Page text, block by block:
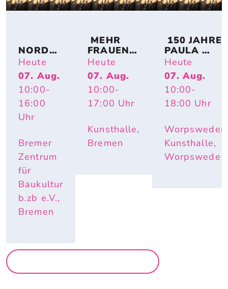
NORDSE
E IM
UMBAU
– A
TOPOGR
APHY
OF
CHANGE
Heute
07. Aug.
10:00-
16:00
Uhr
Bremer
Zentrum
für
Baukultur
b.zb e.V.,
Bremen
MEHR
FRAUEN!
BREMER
KÜNSTLE
RINNEN
AUF
PAPIER
Heute
07. Aug.
10:00-
17:00 Uhr
Kunsthalle,
Bremen
150 JAHRE
PAULA
MODERSO
HN-
BECKER:
IMPULS
PAULA –
LONGEVIAL
Heute
07. Aug.
10:00-
18:00 Uhr
Worpsweder
Kunsthalle,
Worpswede